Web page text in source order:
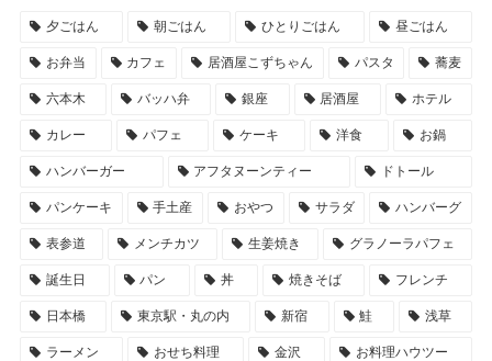
夕ごはん 朝ごはん ひとりごはん 昼ごはん
お弁当 カフェ 居酒屋こずちゃん パスタ 蕎麦
六本木 バッハ弁 銀座 居酒屋 ホテル
カレー パフェ ケーキ 洋食 お鍋
ハンバーガー アフタヌーンティー ドトール
パンケーキ 手土産 おやつ サラダ ハンバーグ
表参道 メンチカツ 生姜焼き グラノーラパフェ
誕生日 パン 丼 焼きそば フレンチ
日本橋 東京駅・丸の内 新宿 鮭 浅草
ラーメン おせち料理 金沢 お料理ハウツー